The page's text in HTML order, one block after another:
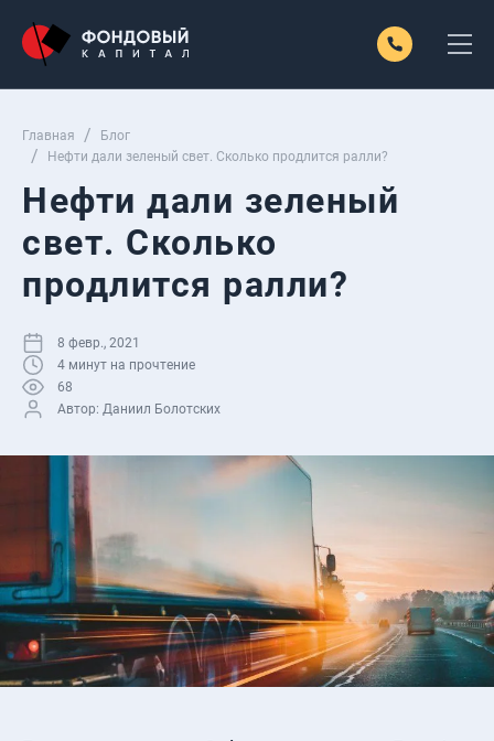
Главная
Блог
Нефти дали зеленый свет. Сколько продлится ралли?
Нефти дали зеленый
свет. Сколько
продлится ралли?
8 февр., 2021
4 минут на прочтение
68
Автор: Даниил Болотских